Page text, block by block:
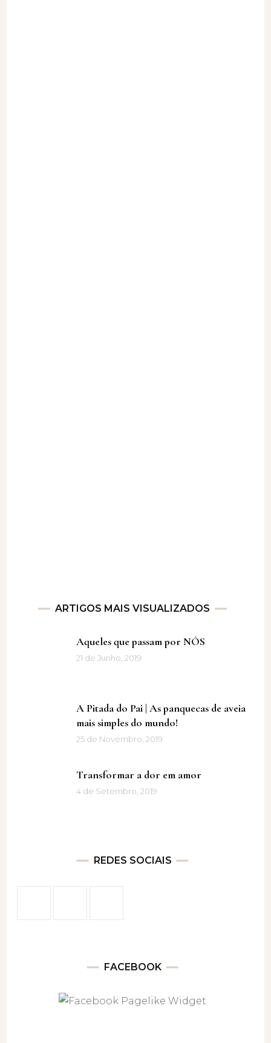
ARTIGOS MAIS VISUALIZADOS
Aqueles que passam por NÓS
21 de Junho, 2019
A Pitada do Pai | As panquecas de aveia
mais simples do mundo!
25 de Novembro, 2019
Transformar a dor em amor
4 de Setembro, 2019
REDES SOCIAIS
FACEBOOK